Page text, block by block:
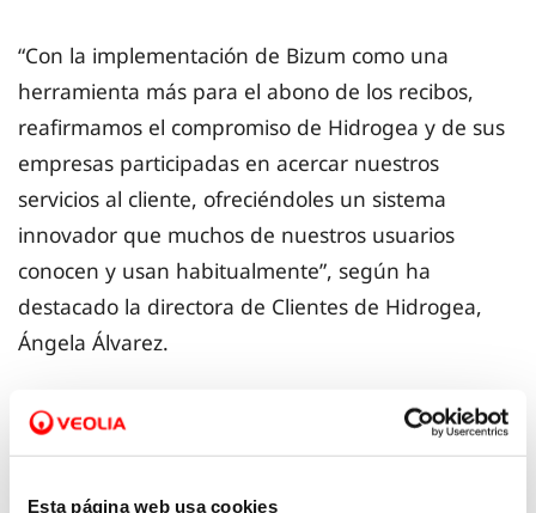
Esta página web usa cookies
“Con la implementación de Bizum como una
herramienta más para el abono de los recibos,
reafirmamos el compromiso de Hidrogea y de sus
empresas participadas en acercar nuestros
servicios al cliente, ofreciéndoles un sistema
innovador que muchos de nuestros usuarios
conocen y usan habitualmente”, según ha
destacado la directora de Clientes de Hidrogea,
Ángela Álvarez.
Para poder hacer uso de esta nueva forma de
pago, el primer requisito es que la persona